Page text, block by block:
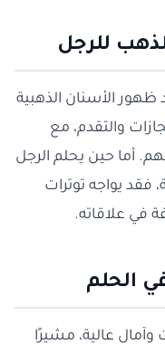
للرجل
ظهور الأسنان الذهبية
والتقدم، مع
أما حين يحلم الرجل
فقد يواجه توترات
في علاقاته.
الحلم
عالية، مشيرًا